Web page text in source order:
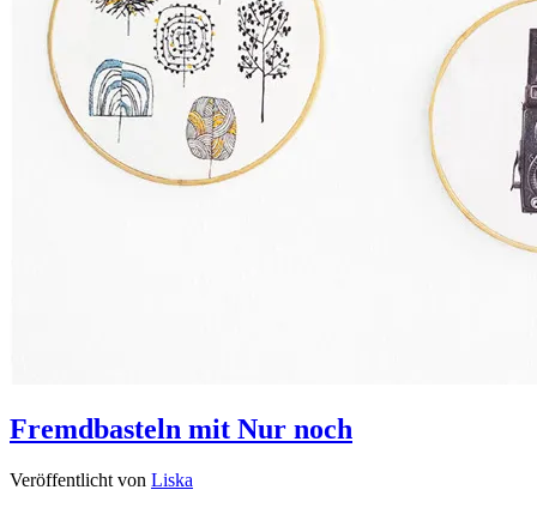
Fremdbasteln mit Nur noch
Veröffentlicht von Liska